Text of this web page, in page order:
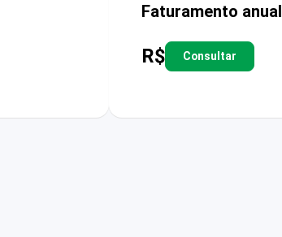
Faturamento anual
R$ Consultar